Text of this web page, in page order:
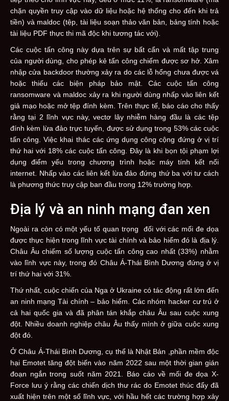
chặn quyền truy cập vào dữ liệu hoặc hệ thống cho đến khi trả
tiền) và maldoc (tệp, tài liệu soạn thảo văn bản, bảng tính hoặc
tài liệu PDF thực thi mã độc khi tương tác với).
Các cuộc tấn công này dựa trên sự bất cẩn và mất tập trung
của người dùng, cho phép kẻ tấn công chiếm được sơ hở. Xâm
nhập cửa backdoor thường xảy ra do các lỗ hổng chưa được vá
hoặc thiếu các biện pháp bảo mật. Các cuộc tấn công
ransomware và maldoc xảy ra khi người dùng nhấp vào liên kết
giả mạo hoặc mở tệp đính kèm. Trên thực tế, báo cáo cho thấy
rằng tại 2 lĩnh vực này, vectơ lây nhiễm hàng đầu là các tệp
đính kèm lừa đảo trực tuyến, được sử dụng trong 53% các cuộc
tấn công. Việc khai thác các ứng dụng công cộng đứng ở vị trí
thứ hai với 18% các cuộc tấn công. Đây là khi bọn tội phạm lợi
dụng điểm yếu trong chương trình hoặc máy tính kết nối
internet. Nhấp vào các liên kết lừa đảo đứng thứ ba với tư cách
là phương thức truy cập ban đầu trong 12% trường hợp.
Địa lý và an ninh mạng đan xen
Ngoài ra còn có một yếu tố quan trọng đối với các mối đe dọa
được thực hiện trong lĩnh vực tài chính và bảo hiểm đó là địa lý.
Châu Âu chiếm ​​số lượng cuộc tấn công cao nhất (33%) nhằm
vào lĩnh vực này, trong đó Châu Á-Thái Bình Dương đứng ở vị
trí thứ hai với 31%.
Thứ nhất, cuộc chiến của Nga ở Ukraine có tác động rất lớn đến
an ninh mạng Tài chính – bảo hiểm. Các nhóm hacker cư trú ở
cả hai quốc gia và đã phân tán khắp châu Âu sau cuộc xung
đột. Nhiều doanh nghiệp châu Âu thấy mình ở giữa cuộc xung
đột đó.
Ở Châu Á-Thái Bình Dương, cụ thể là Nhật Bản ,phần mềm độc
hại Emotet tăng đột biến vào năm 2022 sau một thời gian gián
đoạn ngắn trong suốt năm 2021. Báo cáo về mối đe dọa X-
Force lưu ý rằng các chiến dịch thư rác do Emotet thúc đẩy đã
xuất hiện trên một số lĩnh vực, với hầu hết các trường hợp xảy